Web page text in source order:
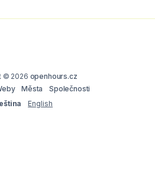
© 2026 openhours.cz
Města
Společnosti
English